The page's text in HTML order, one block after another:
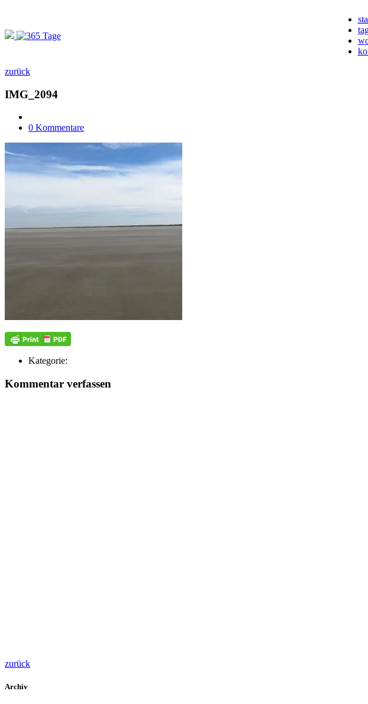
zurück
IMG_2094
0 Kommentare
Kategorie:
Kommentar verfassen
zurück
Archiv